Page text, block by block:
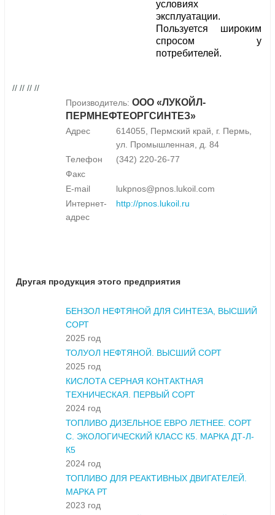
условиях
эксплуатации.
Пользуется широким
спросом у
потребителей.
// // // //
Производитель: ООО «ЛУКОЙЛ-
ПЕРМНЕФТЕОРГСИНТЕЗ»
Адрес
614055, Пермский край, г. Пермь,
ул. Промышленная, д. 84
Телефон
(342) 220-26-77
Факс
E-mail
lukpnos@pnos.lukoil.com
Интернет-
адрес
http://pnos.lukoil.ru
Другая продукция этого предприятия
БЕНЗОЛ НЕФТЯНОЙ ДЛЯ СИНТЕЗА, ВЫСШИЙ
СОРТ
2025 год
ТОЛУОЛ НЕФТЯНОЙ. ВЫСШИЙ СОРТ
2025 год
КИСЛОТА СЕРНАЯ КОНТАКТНАЯ
ТЕХНИЧЕСКАЯ. ПЕРВЫЙ СОРТ
2024 год
ТОПЛИВО ДИЗЕЛЬНОЕ ЕВРО ЛЕТНЕЕ. СОРТ
С. ЭКОЛОГИЧЕСКИЙ КЛАСС К5. МАРКА ДТ-Л-
К5
2024 год
ТОПЛИВО ДЛЯ РЕАКТИВНЫХ ДВИГАТЕЛЕЙ.
МАРКА РТ
2023 год